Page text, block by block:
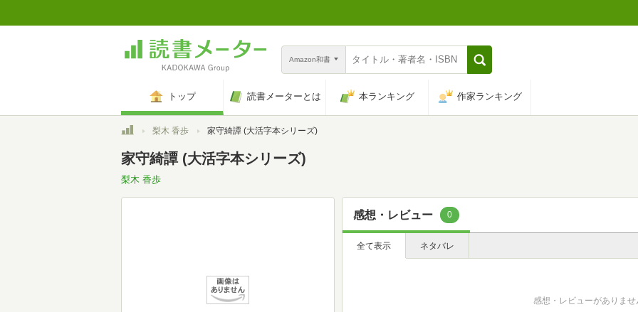
Amazon和書
トップ 読書メーターとは 本ランキング 作家ランキング
トップ梨木 香歩 家守綺譚 (大活字本シリーズ)
家守綺譚 (大活字本シリーズ)
梨木 香歩
感想・レビュー 0
全て表示 ネタバレ
感想・レビューがありませ